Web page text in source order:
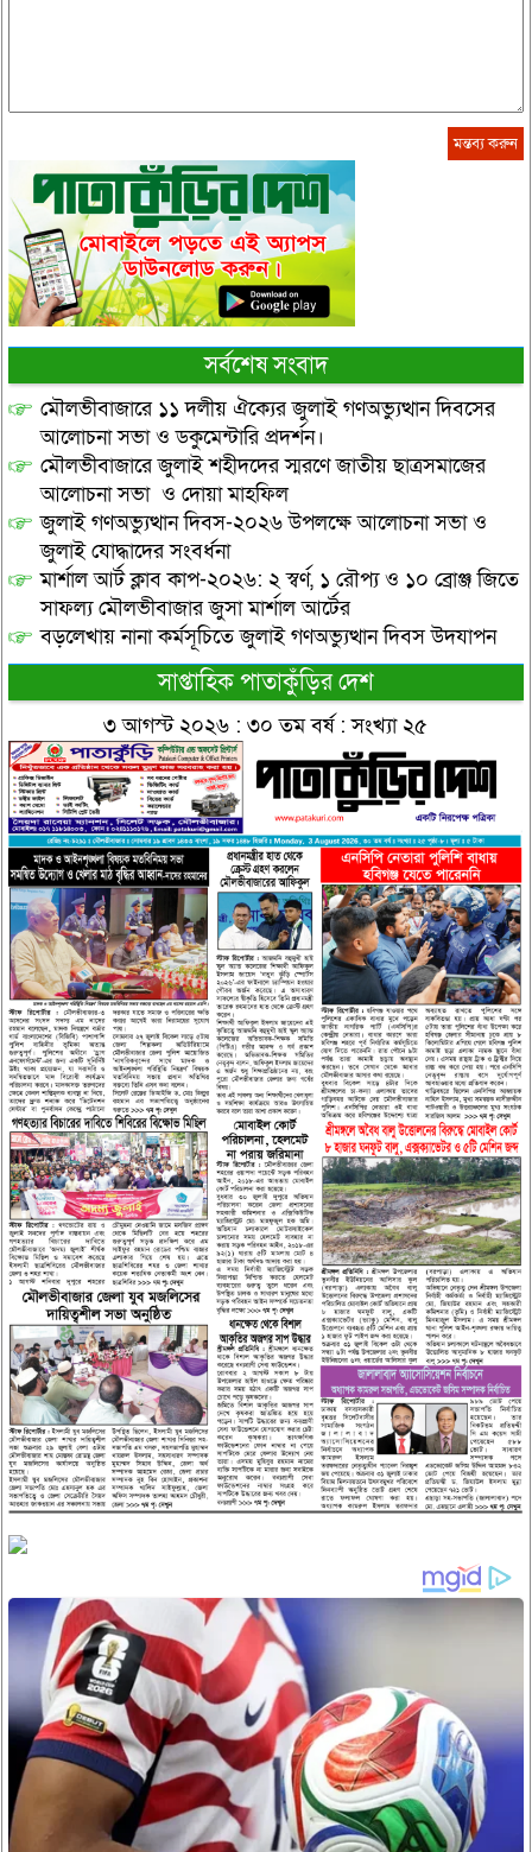
সর্বশেষ সংবাদ
মৌলভীবাজারে ১১ দলীয় ঐক্যের জুলাই গণঅভ্যুত্থান দিবসের
আলোচনা সভা ও ডকুমেন্টারি প্রদর্শন।
মৌলভীবাজারে জুলাই শহীদদের স্মরণে জাতীয় ছাত্রসমাজের
আলোচনা সভা ও দোয়া মাহফিল
জুলাই গণঅভ্যুত্থান দিবস-২০২৬ উপলক্ষে আলোচনা সভা ও
জুলাই যোদ্ধাদের সংবর্ধনা
মার্শাল আর্ট ক্লাব কাপ-২০২৬: ২ স্বর্ণ, ১ রৌপ্য ও ১০ ব্রোঞ্জ জিতে
সাফল্য মৌলভীবাজার জুসা মার্শাল আর্টের
বড়লেখায় নানা কর্মসূচিতে জুলাই গণঅভ্যুত্থান দিবস উদযাপন
সাপ্তাহিক পাতাকুঁড়ির দেশ
৩ আগস্ট ২০২৬ : ৩০ তম বর্ষ : সংখ্যা ২৫